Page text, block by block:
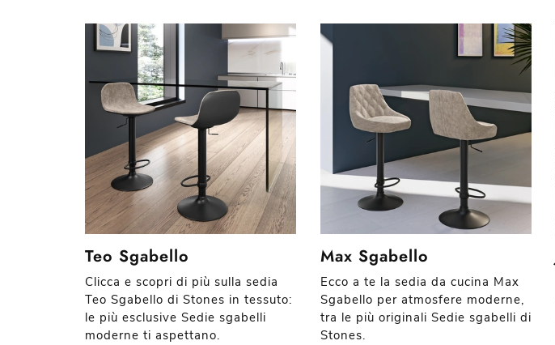
Teo Sgabello
Clicca e scopri di più sulla sedia
Teo Sgabello di Stones in tessuto:
le più esclusive Sedie sgabelli
moderne ti aspettano.
Max Sgabello
Ecco a te la sedia da cucina Max
Sgabello per atmosfere moderne,
tra le più originali Sedie sgabelli di
Stones.